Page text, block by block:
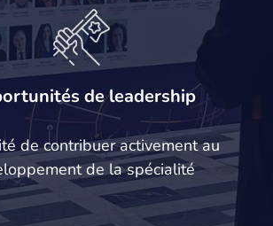
de leadership
de contribuer activement au
de la spécialité